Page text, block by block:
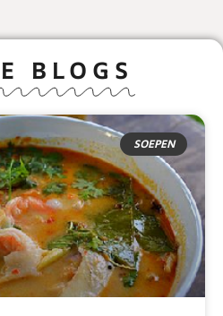
BLOGS
SOEPEN